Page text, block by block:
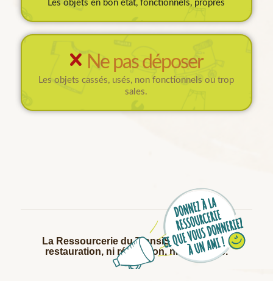
Les objets en bon état, fonctionnels, propres
Ne pas déposer
Les objets cassés, usés, non fonctionnels ou trop
sales.
La Ressourcerie du TransiStore ne fait ni
restauration, ni réparation, ni recyclage.